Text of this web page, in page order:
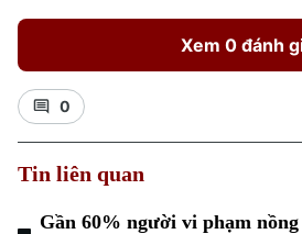
Xem 0 đánh
0
Tin liên quan
Gần 60% người vi phạm